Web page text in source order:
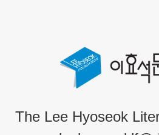
The Lee Hyoseok